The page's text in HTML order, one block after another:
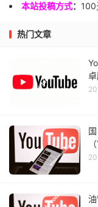
本站投稿方式： 100
热门文章